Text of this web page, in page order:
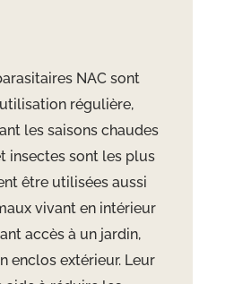
NAC sont
régulière,
les saisons chaudes
insectes sont les plus
être utilisées aussi
vivant en intérieur
accès à un jardin,
enclos extérieur. Leur